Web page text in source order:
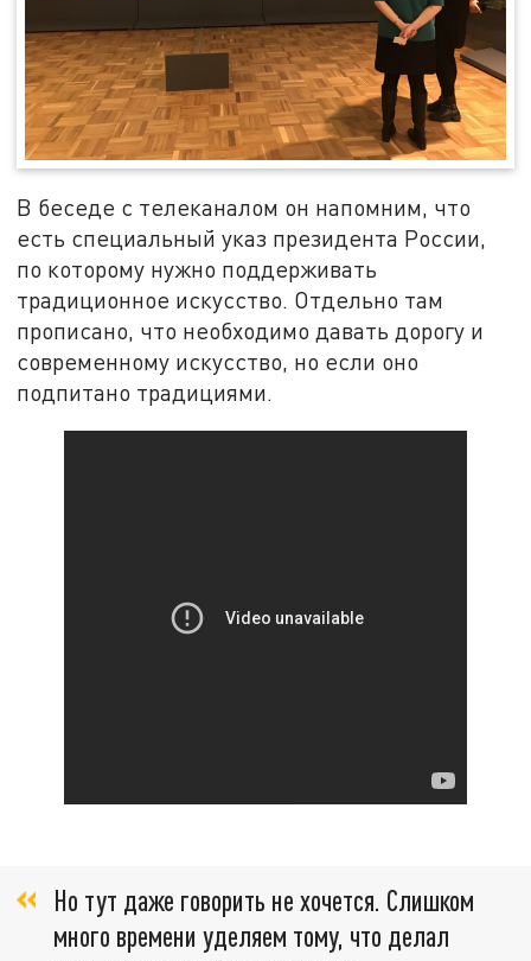
В беседе с телеканалом он напомним, что
есть специальный указ президента России,
по которому нужно поддерживать
традиционное искусство. Отдельно там
прописано, что необходимо давать дорогу и
современному искусство, но если оно
подпитано традициями.
Но тут даже говорить не хочется. Слишком
много времени уделяем тому, что делал